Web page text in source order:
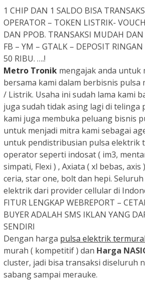
1 CHIP DAN 1 SALDO BISA
OPERATOR – TOKEN LISTRIK-
DAN PPOB. TRANSAKSI MUDAH DAN
FB – YM – GTALK – DEPOSIT
50 RIBU. ….!
Metro Tronik mengajak anda untuk
bersama kami dalam berbisnis pulsa
/ Listrik. Usaha ini sudah lama kami
juga sudah tidak asing lagi di telinga
kami juga membuka peluang bisnis
untuk menjadi mitra kami sebagai
untuk pendistribusian pulsa elektrik
operator seperti indosat ( im3,
simpati, Flexi ) , Axiata ( xl bebas,
ceria, star one, bolt dan hepi.
elektrik dari provider cellular di
FITUR LENGKAP WEBREPORT –
BUYER ADALAH SMS IKLAN YANG
SENDIRI
Dengan harga pulsa elektrik
murah ( kompetitif ) dan Harga
cluster, jadi bisa transaksi diseluruh
sabang sampai merauke.